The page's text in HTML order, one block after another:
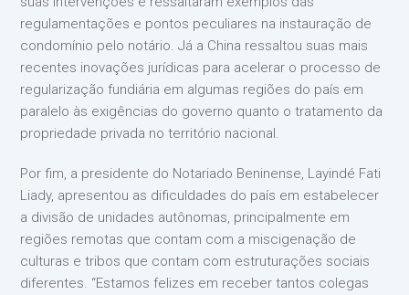
regulamentações e pontos peculiares na instauração de
condomínio pelo notário. Já a China ressaltou suas mais
recentes inovações jurídicas para acelerar o processo de
regularização fundiária em algumas regiões do país em
paralelo às exigências do governo quanto o tratamento da
propriedade privada no território nacional.
Por fim, a presidente do Notariado Beninense, Layindé Fati
Liady, apresentou as dificuldades do país em estabelecer
a divisão de unidades autônomas, principalmente em
regiões remotas que contam com a miscigenação de
culturas e tribos que contam com estruturações sociais
diferentes. “Estamos felizes em receber tantos colegas